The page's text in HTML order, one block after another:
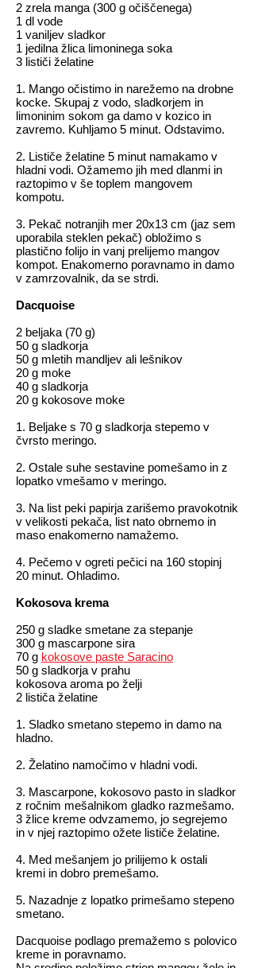
2 zrela manga (300 g očiščenega)
1 dl vode
1 vaniljev sladkor
1 jedilna žlica limoninega soka
3 lističi želatine
1. Mango očistimo in narežemo na drobne
kocke. Skupaj z vodo, sladkorjem in
limoninim sokom ga damo v kozico in
zavremo. Kuhljamo 5 minut. Odstavimo.
2. Lističe želatine 5 minut namakamo v
hladni vodi. Ožamemo jih med dlanmi in
raztopimo v še toplem mangovem
kompotu.
3. Pekač notranjih mer 20x13 cm (jaz sem
uporabila steklen pekač) obložimo s
plastično folijo in vanj prelijemo mangov
kompot. Enakomerno poravnamo in damo
v zamrzovalnik, da se strdi.
Dacquoise
2 beljaka (70 g)
50 g sladkorja
50 g mletih mandljev ali lešnikov
20 g moke
40 g sladkorja
20 g kokosove moke
1. Beljake s 70 g sladkorja stepemo v
čvrsto meringo.
2. Ostale suhe sestavine pomešamo in z
lopatko vmešamo v meringo.
3. Na list peki papirja zarišemo pravokotnik
v velikosti pekača, list nato obrnemo in
maso enakomerno namažemo.
4. Pečemo v ogreti pečici na 160 stopinj
20 minut. Ohladimo.
Kokosova krema
250 g sladke smetane za stepanje
300 g mascarpone sira
70 g kokosove paste Saracino
50 g sladkorja v prahu
kokosova aroma po želji
2 lističa želatine
1. Sladko smetano stepemo in damo na
hladno.
2. Želatino namočimo v hladni vodi.
3. Mascarpone, kokosovo pasto in sladkor
z ročnim mešalnikom gladko razmešamo.
3 žlice kreme odvzamemo, jo segrejemo
in v njej raztopimo ožete lističe želatine.
4. Med mešanjem jo prilijemo k ostali
kremi in dobro premešamo.
5. Nazadnje z lopatko primešamo stepeno
smetano.
Dacquoise podlago premažemo s polovico
kreme in poravnamo.